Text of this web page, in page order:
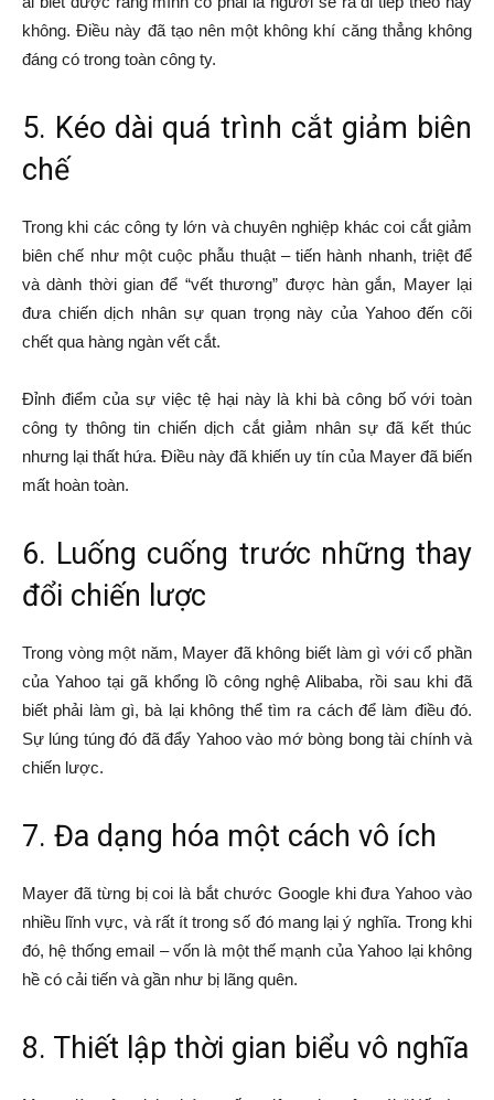
không. Điều này đã tạo nên một không khí căng thẳng không
đáng có trong toàn công ty.
5. Kéo dài quá trình cắt giảm biên
chế
Trong khi các công ty lớn và chuyên nghiệp khác coi cắt giảm
biên chế như một cuộc phẫu thuật – tiến hành nhanh, triệt để
và dành thời gian để “vết thương” được hàn gắn, Mayer lại
đưa chiến dịch nhân sự quan trọng này của Yahoo đến cõi
chết qua hàng ngàn vết cắt.
Đỉnh điểm của sự việc tệ hại này là khi bà công bố với toàn
công ty thông tin chiến dịch cắt giảm nhân sự đã kết thúc
nhưng lại thất hứa. Điều này đã khiến uy tín của Mayer đã biến
mất hoàn toàn.
6. Luống cuống trước những thay
đổi chiến lược
Trong vòng một năm, Mayer đã không biết làm gì với cổ phần
của Yahoo tại gã khổng lồ công nghệ Alibaba, rồi sau khi đã
biết phải làm gì, bà lại không thể tìm ra cách để làm điều đó.
Sự lúng túng đó đã đẩy Yahoo vào mớ bòng bong tài chính và
chiến lược.
7. Đa dạng hóa một cách vô ích
Mayer đã từng bị coi là bắt chước Google khi đưa Yahoo vào
nhiều lĩnh vực, và rất ít trong số đó mang lại ý nghĩa. Trong khi
đó, hệ thống email – vốn là một thế mạnh của Yahoo lại không
hề có cải tiến và gần như bị lãng quên.
8. Thiết lập thời gian biểu vô nghĩa